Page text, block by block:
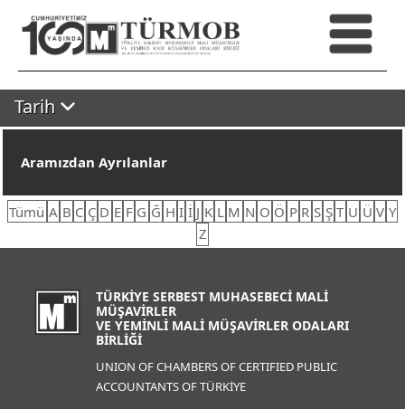
Tarih
Aramızdan Ayrılanlar
Tümü A B C Ç D E F G Ğ H I İ J K L M N O Ö P R S Ş T U Ü V Y
Z
TÜRKİYE SERBEST MUHASEBECİ MALİ
MÜŞAVİRLER
VE YEMİNLİ MALİ MÜŞAVİRLER ODALARI
BİRLİĞİ
UNION OF CHAMBERS OF CERTIFIED PUBLIC
ACCOUNTANTS OF TÜRKİYE